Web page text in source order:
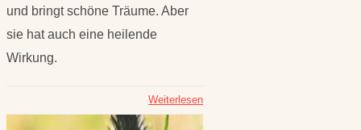
und bringt schöne Träume. Aber
sie hat auch eine heilende
Wirkung.
Weiterlesen